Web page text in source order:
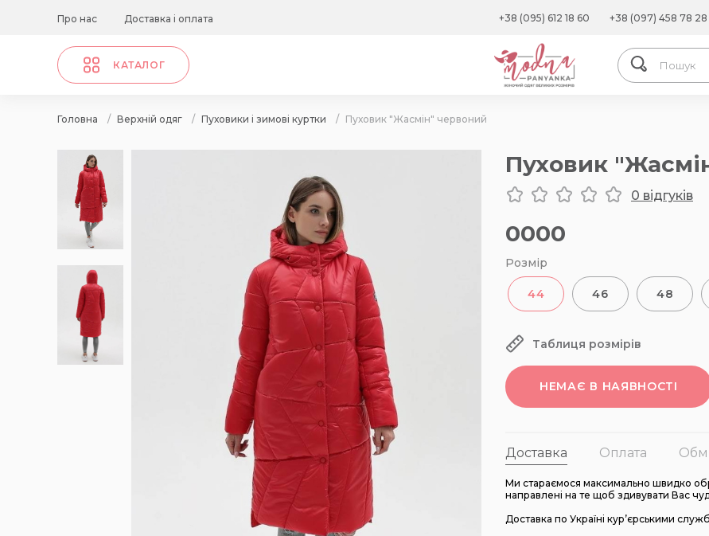
Про нас Доставка і оплата +38 (095) 612 18 60 +38 (097) 458 78 28
КАТАЛОГ
Головна / Верхній одяг / Пуховики і зимові куртки / Пуховик "Жасмін" червоний
Пуховик
0 відгуків
0000
Розмір
44 46 48
Таблиця розмірів
НЕМАЄ В НАЯВНОСТІ
Доставка Оплата
Ми стараємося максимально швидко
направлені на те щоб здивувати Вас
Доставка по Україні кур’єрськими